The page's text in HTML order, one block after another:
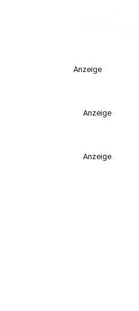
Anzeige
Anzeige
Anzeige